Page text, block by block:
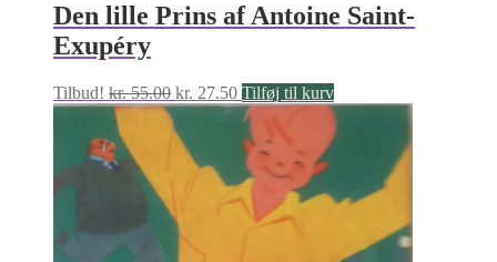
Den lille Prins af Antoine Saint-
Exupéry
Tilbud! kr.55.00 Den
oprindelige
pris
var:
kr. 55.00.
kr. 27.50Den
aktuelle
pris
er:
kr. 27.50.
Tilføj til kurv